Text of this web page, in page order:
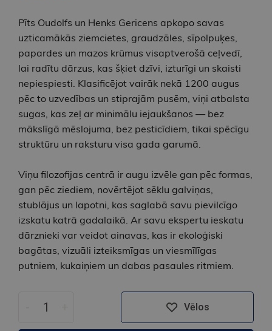
Pīts Oudolfs un Henks Gericens apkopo savas
uzticamākās ziemcietes, graudzāles, sīpolpuķes,
papardes un mazos krūmus visaptverošā ceļvedī,
lai radītu dārzus, kas šķiet dzīvi, izturīgi un skaisti
nepiespiesti. Klasificējot vairāk nekā 1200 augus
pēc to uzvedības un stiprajām pusēm, viņi atbalsta
sugas, kas zeļ ar minimālu iejaukšanos — bez
mākslīgā mēslojuma, bez pesticīdiem, tikai spēcīgu
struktūru un raksturu visa gada garumā.
Viņu filozofijas centrā ir augu izvēle gan pēc formas,
gan pēc ziediem, novērtējot sēklu galviņas,
stublājus un lapotni, kas saglabā savu pievilcīgo
izskatu katrā gadalaikā. Ar savu ekspertu ieskatu
dārznieki var veidot ainavas, kas ir ekoloģiski
bagātas, vizuāli izteiksmīgas un viesmīlīgas
putniem, kukaiņiem un dabas pasaules ritmiem.
Vēlos